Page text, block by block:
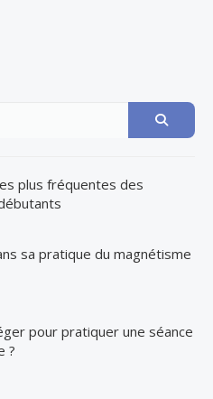
plus fréquentes des
sa pratique du magnétisme
pour pratiquer une séance
?